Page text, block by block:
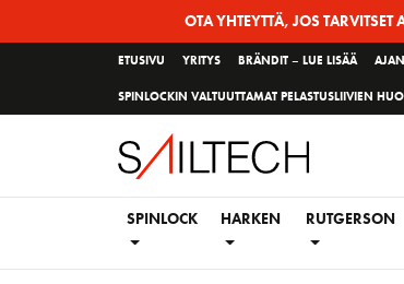
OTA YHTEYTTÄ, JOS
ETUSIVU YRITYS BRÄNDIT – LUE LISÄÄ
SPINLOCKIN VALTUUTTAMAT PELASTUSLIIVIEN
SPINLOCK HARKEN RUTGERSON